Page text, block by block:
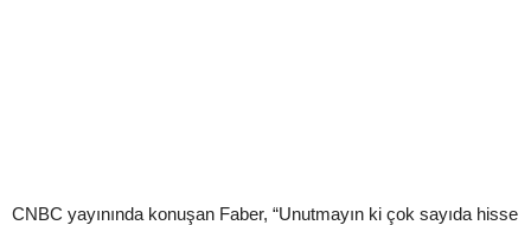
CNBC yayınında konuşan Faber, “Unutmayın ki çok sayıda hisse